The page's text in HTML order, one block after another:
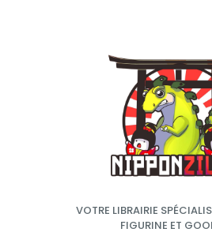
VOTRE LIBRAIRIE
FIGURINE ET